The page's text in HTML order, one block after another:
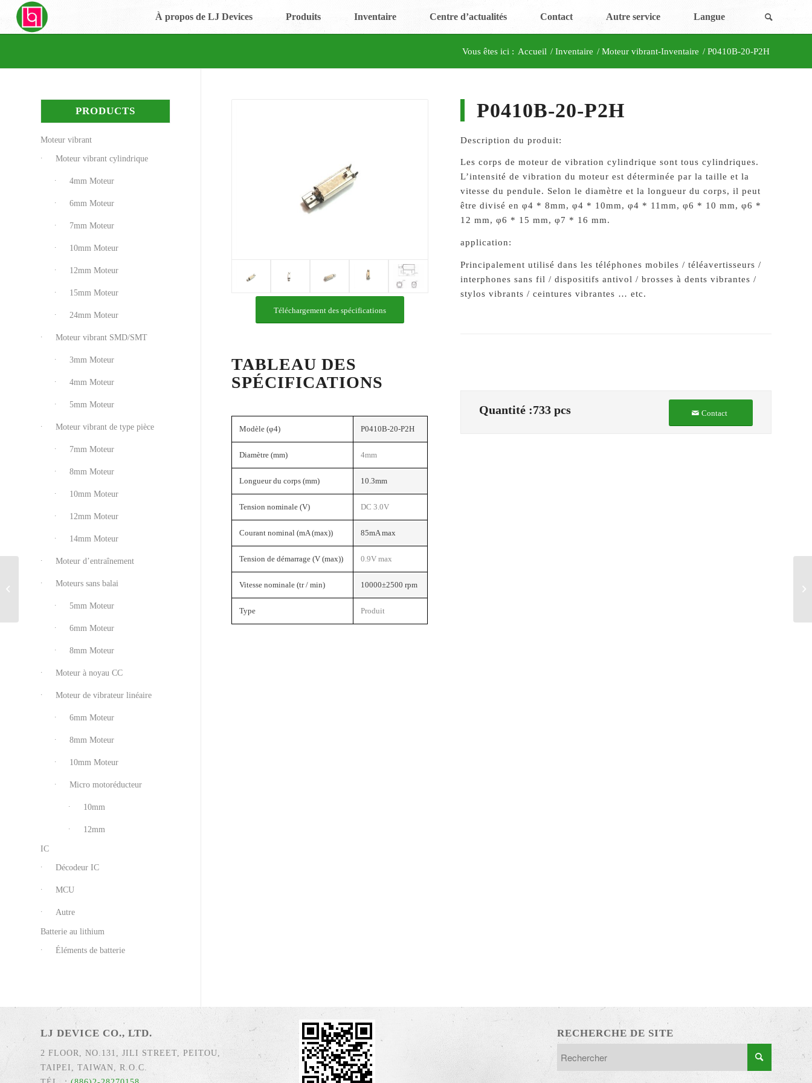
À propos de LJ Devices Produits Inventaire Centre d’actualités Contact Autre service Langue
Vous êtes ici : Accueil / Inventaire / Moteur vibrant-Inventaire / P0410B-20-P2H
Téléchargement des spécifications
TABLEAU DES
SPÉCIFICATIONS
Modèle (φ4) P0410B-20-P2H
Diamètre (mm) 4mm
Longueur du corps (mm) 10.3mm
Tension nominale (V) DC 3.0V
Courant nominal (mA (max)) 85mA max
Tension de démarrage (V (max)) 0.9V max
Vitesse nominale (tr / min) 10000±2500 rpm
Type Produit
P0410B-20-P2H
Description du produit:
Les corps de moteur de vibration cylindrique sont tous cylindriques.
L’intensité de vibration du moteur est déterminée par la taille et la
vitesse du pendule. Selon le diamètre et la longueur du corps, il peut
être divisé en φ4 * 8mm, φ4 * 10mm, φ4 * 11mm, φ6 * 10 mm, φ6 *
12 mm, φ6 * 15 mm, φ7 * 16 mm.
application:
Principalement utilisé dans les téléphones mobiles / téléavertisseurs /
interphones sans fil / dispositifs antivol / brosses à dents vibrantes /
stylos vibrants / ceintures vibrantes … etc.
Quantité :733 pcs Contact
PRODUCTS
Moteur vibrant
Moteur vibrant cylindrique
4mm Moteur
6mm Moteur
7mm Moteur
10mm Moteur
12mm Moteur
15mm Moteur
24mm Moteur
Moteur vibrant SMD/SMT
3mm Moteur
4mm Moteur
5mm Moteur
Moteur vibrant de type pièce
7mm Moteur
8mm Moteur
10mm Moteur
12mm Moteur
14mm Moteur
Moteur d’entraînement
Moteurs sans balai
5mm Moteur
6mm Moteur
8mm Moteur
Moteur à noyau CC
Moteur de vibrateur linéaire
6mm Moteur
8mm Moteur
10mm Moteur
Micro motoréducteur
10mm
12mm
IC
Décodeur IC
MCU
Autre
Batterie au lithium
Éléments de batterie
LJ DEVICE CO., LTD.
2 FLOOR, NO.131, JILI STREET, PEITOU,
TAIPEI, TAIWAN, R.O.C.
RECHERCHE DE SITE
P0410A-12-HL-12